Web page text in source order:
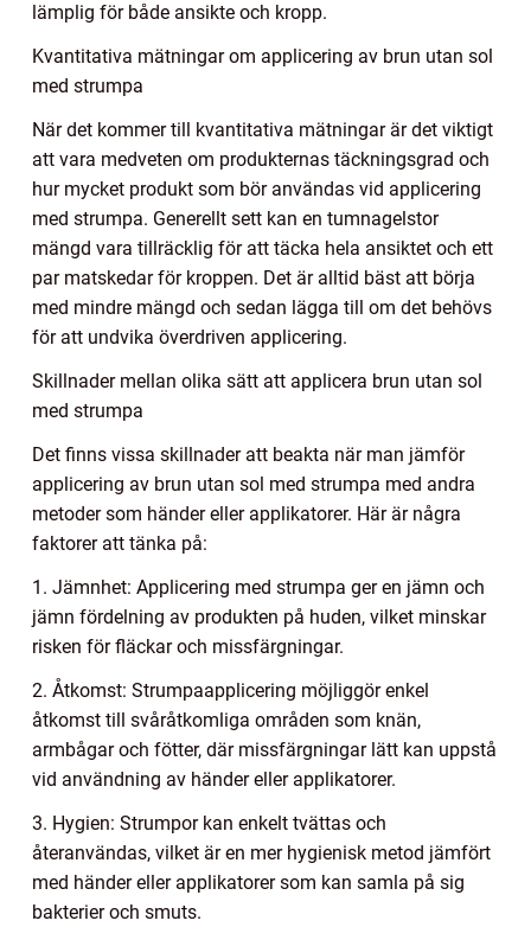
lämplig för både ansikte och kropp.
Kvantitativa mätningar om applicering av brun utan sol
med strumpa
När det kommer till kvantitativa mätningar är det viktigt
att vara medveten om produkternas täckningsgrad och
hur mycket produkt som bör användas vid applicering
med strumpa. Generellt sett kan en tumnagelstor
mängd vara tillräcklig för att täcka hela ansiktet och ett
par matskedar för kroppen. Det är alltid bäst att börja
med mindre mängd och sedan lägga till om det behövs
för att undvika överdriven applicering.
Skillnader mellan olika sätt att applicera brun utan sol
med strumpa
Det finns vissa skillnader att beakta när man jämför
applicering av brun utan sol med strumpa med andra
metoder som händer eller applikatorer. Här är några
faktorer att tänka på:
1. Jämnhet: Applicering med strumpa ger en jämn och
jämn fördelning av produkten på huden, vilket minskar
risken för fläckar och missfärgningar.
2. Åtkomst: Strumpaapplicering möjliggör enkel
åtkomst till svåråtkomliga områden som knän,
armbågar och fötter, där missfärgningar lätt kan uppstå
vid användning av händer eller applikatorer.
3. Hygien: Strumpor kan enkelt tvättas och
återanvändas, vilket är en mer hygienisk metod jämfört
med händer eller applikatorer som kan samla på sig
bakterier och smuts.